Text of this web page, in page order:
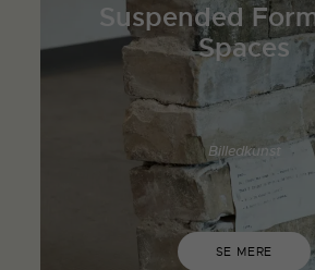
Suspended
Spaces
Billedkunst
SE MERE